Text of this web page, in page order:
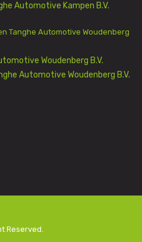
Automotive Kampen B.V.
Tanghe Automotive Woudenberg
Woudenberg B.V.
Automotive Woudenberg B.V.
Reserved.